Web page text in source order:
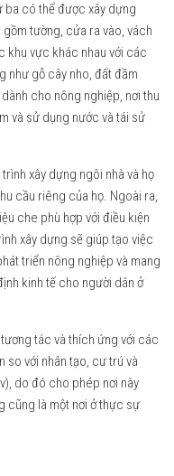
có thể được xây dựng
tường, cửa ra vào, vách
khu vực khác nhau với các
như gỗ cây nho, đất đầm
cho nông nghiệp, nơi thu
và sử dụng nước và tái sử
xây dựng ngôi nhà và họ
cầu riêng của họ. Ngoài ra,
che phù hợp với điều kiện
xây dựng sẽ giúp tạo việc
triển nông nghiệp và mang
kinh tế cho người dân ở
tương tác và thích ứng với các
so với nhân tạo, cư trú và
do đó cho phép nơi này
cũng là một nơi ở thực sự